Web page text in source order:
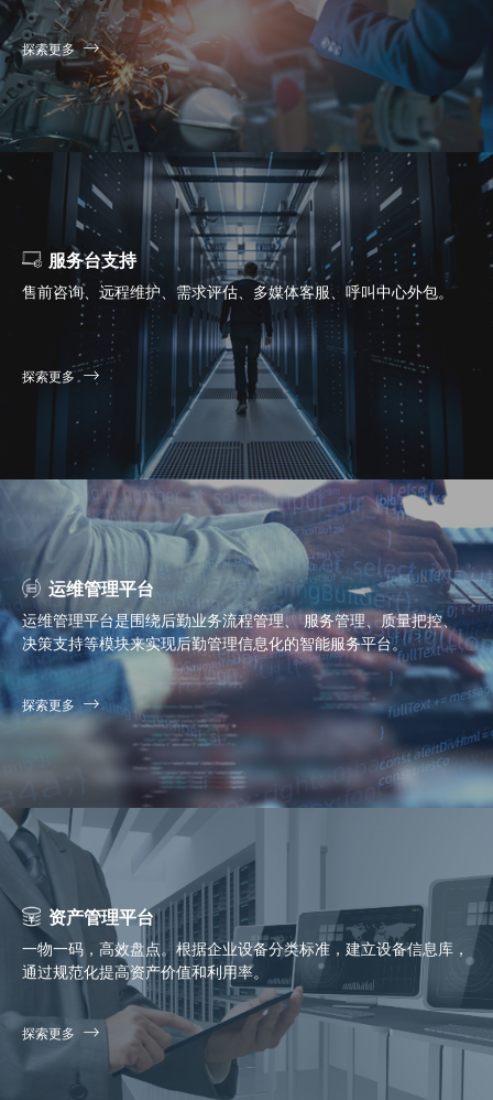
探索更多
服务台支持
售前咨询、远程维护、需求评估、多媒体客服、呼叫中心外包。
探索更多
运维管理平台
运维管理平台是围绕后勤业务流程管理、 服务管理、质量把控、
决策支持等模块来实现后勤管理信息化的智能服务平台。
探索更多
资产管理平台
一物一码，高效盘点。根据企业设备分类标准，建立设备信息库，
通过规范化提高资产价值和利用率。
探索更多